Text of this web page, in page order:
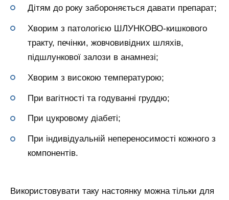
Дітям до року забороняється давати препарат;
Хворим з патологією ШЛУНКОВО-кишкового
тракту, печінки, жовчовивідних шляхів,
підшлункової залози в анамнезі;
Хворим з високою температурою;
При вагітності та годуванні груддю;
При цукровому діабеті;
При індивідуальній непереносимості кожного з
компонентів.
Використовувати таку настоянку можна тільки для